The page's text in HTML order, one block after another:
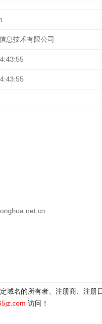
息技术有限公司
域名的所有者、注册商、注册
访问！